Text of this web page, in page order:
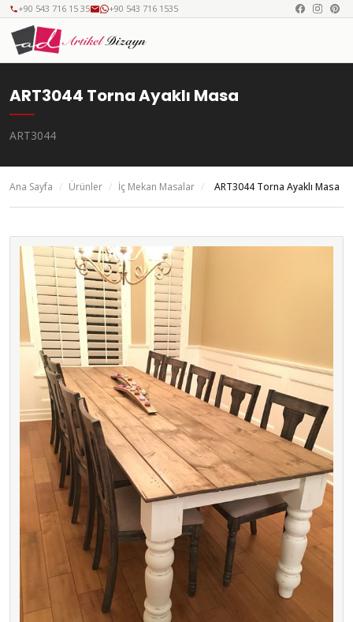
+90 543 716 15 35 +90 543 716 1535
ART3044 Torna Ayaklı Masa
ART3044
Ana Sayfa / Ürünler / İç Mekan Masalar / ART3044 Torna Ayaklı Masa